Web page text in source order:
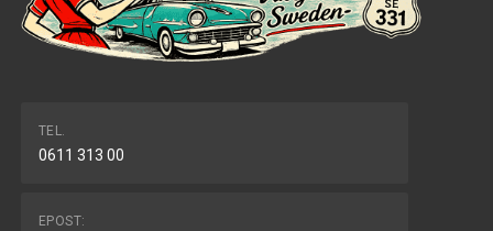
TEL.
0611 313 00
EPOST: